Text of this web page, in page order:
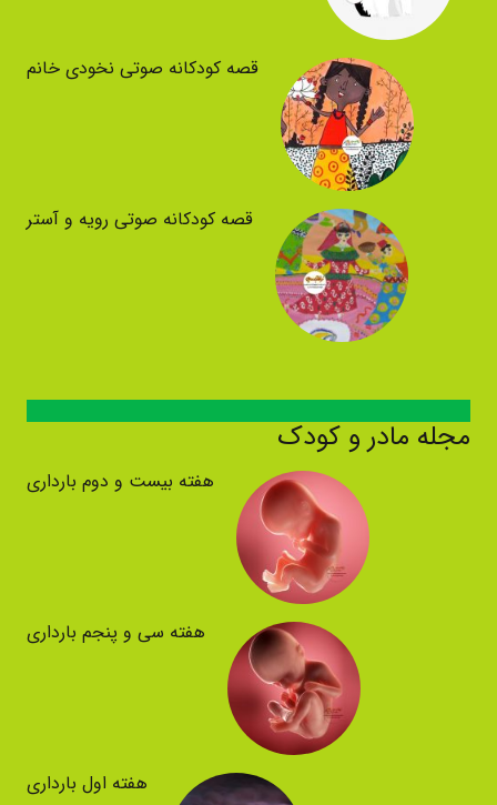
قصه کودکانه صوتی نخودی خانم
قصه کودکانه صوتی رویه و آستر
مجله مادر و کودک
هفته بیست و دوم بارداری
هفته سی و پنجم بارداری
هفته اول بارداری